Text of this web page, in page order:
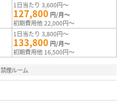
1日当たり 3,600円～
127,800 円/月～
初期費用他 22,000円～
1日当たり 3,800円～
133,800 円/月～
初期費用他 16,500円～
禁煙ルーム